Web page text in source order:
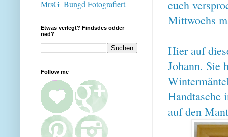
euch
Mittwochs
Hier auf
Johann. Sie
Handtasche
auf den
MrsG_Bungd Fotografiert
Etwas verlegt? Findsdes odder
ned?
Follow me